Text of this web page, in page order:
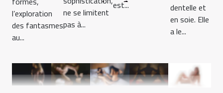
rencontre
être ?
l’exploration
des fantasmes
au...
ne se limitent
pas à...
est...
dentelle et
en soie. Elle
a le...
assurée